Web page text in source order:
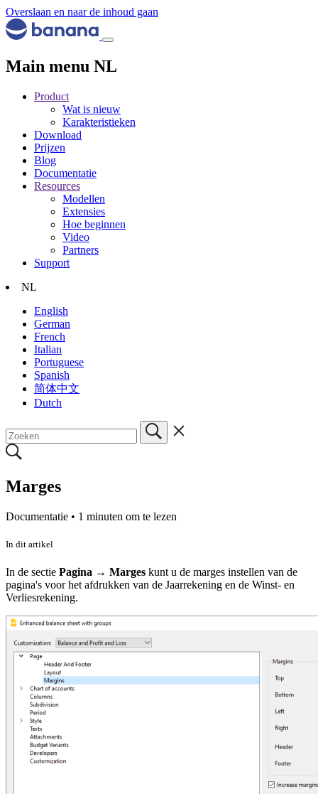
Overslaan en naar de inhoud gaan
Main menu NL
Product
Wat is nieuw
Karakteristieken
Download
Prijzen
Blog
Documentatie
Resources
Modellen
Extensies
Hoe beginnen
Video
Partners
Support
NL
English
German
French
Italian
Portuguese
Spanish
简体中文
Dutch
Marges
Documentatie • 1 minuten om te lezen
In dit artikel
In de sectie Pagina → Marges kunt u de marges instellen van de
pagina's voor het afdrukken van de Jaarrekening en de Winst- en
Verliesrekening.